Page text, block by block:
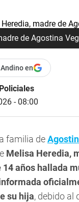
de Agostina
en
- 08:00
familia de
Melisa Heredia,
años hallada
su hija, debido al